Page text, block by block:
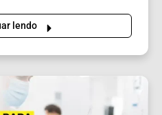
lendo